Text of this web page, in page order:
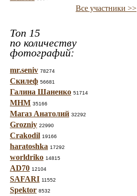
Все участники >>
Топ 15
по количеству
фотографий:
mr.seniv 78274
Скилеф 56681
Галина Шаненко 51714
МНМ 35166
Магаз Анатолий 32292
Grozniy 22990
Crakodil 19166
haratoshka 17292
worldriko 14815
AD70 12104
SAFARI 11552
Spektor 8532